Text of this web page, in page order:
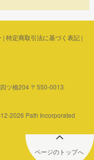
| 特定商取引法に基づく表記|
ツ橋204 〒550-0013
2026 Path Incorporated
ページのトップへ